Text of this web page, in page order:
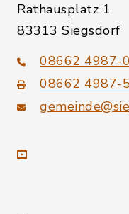
Rathausplatz 1
83313 Siegsdorf
08662 4987-0
08662 4987-
youtube